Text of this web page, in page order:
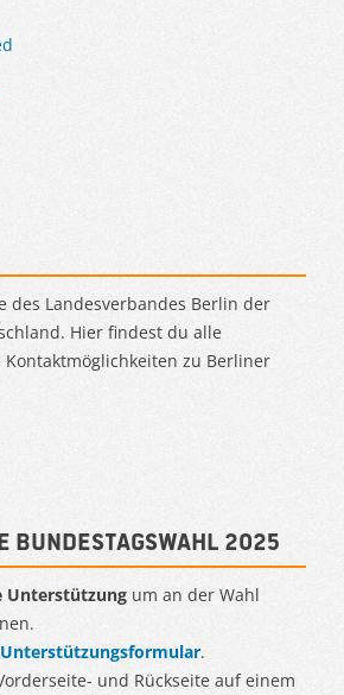
des Landesverbandes Berlin der
Hier findest du alle
zu Berliner
Bundestagswahl 2025
Unterstützung um an der Wahl
Unterstützungsformular.
und Rückseite auf einem